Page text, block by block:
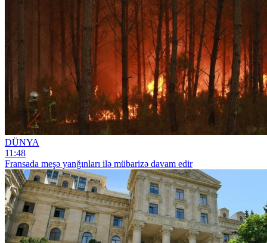
DÜNYA
11:48
Fransada meşə yanğınları ilə mübarizə davam edir